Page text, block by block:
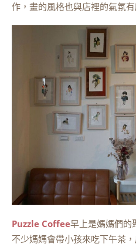
作，畫的風格也與店裡的氣氛
Puzzle Coffee早上是媽媽們的
不少媽媽會帶小孩來吃下午茶